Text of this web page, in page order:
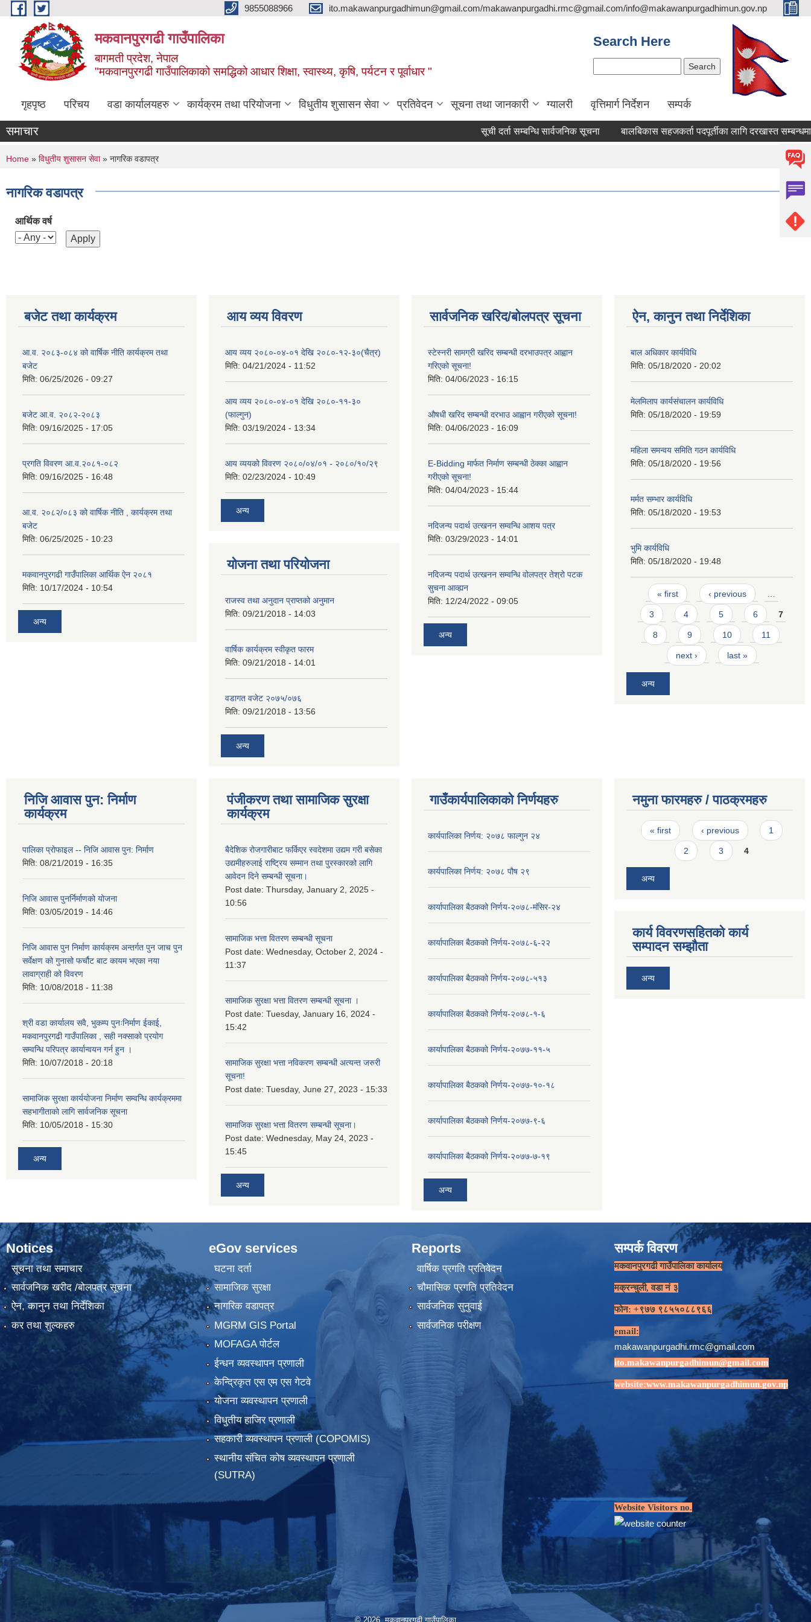
Skip to main content 9855088966 ito.makawanpurgadhimun@gmail.com/makawanpurgadhi.rmc@gmail.com/info@makawanpurgadhimun.gov.np
मकवानपुरगढी गाउँपालिका
बागमती प्रदेश, नेपाल
"मकवानपुरगढी गाउँपालिकाको समद्धिको आधार शिक्षा, स्‍वास्‍थ्‍य, कृषि, पर्यटन र पूर्वाधार "
Search Here
गृहपृष्ठ परिचय वडा कार्यालयहरु कार्यक्रम तथा परियोजना विधुतीय शुसासन सेवा प्रतिवेदन सूचना तथा जानकारी ग्यालरी वृत्तिमार्ग निर्देशन सम्पर्क
समाचार सूची दर्ता सम्बन्धि सार्वजनिक सूचना बालबिकास सहजकर्ता पदपूर्तीका लागि दरखास्त सम्बन्धमा।
You are here
Home » विधुतीय शुसासन सेवा» नागरिक वडापत्र
नागरिक वडापत्र
आर्थिक वर्ष
बजेट तथा कार्यक्रम
आ.व. २०८३-०८४ को वार्षिक नीति कार्यक्रम तथा
बजेट
मिति: 06/25/2026 - 09:27
बजेट आ.व. २०८२-२०८३
मिति: 09/16/2025 - 17:05
प्रगति विवरण आ.व.२०८१-०८२
मिति: 09/16/2025 - 16:48
आ.व. २०८२/०८३ को वार्षिक नीति , कार्यक्रम तथा
बजेट
मिति: 06/25/2025 - 10:23
मकवानपुरगढी गाउँपालिका आर्थिक ‌‌‌ऐन २०८१
मिति: 10/17/2024 - 10:54
अन्य
आय व्यय विवरण
आय व्यय २०८०-०४-०१ देखि २०८०-१२-३०(चैत्र)
मिति: 04/21/2024 - 11:52
आय व्यय २०८०-०४-०१ देखि २०८०-११-३०
(फाल्गुन)
मिति: 03/19/2024 - 13:34
आय व्ययको विवरण २०८०/०४/०१ - २०८०/१०/२९
मिति: 02/23/2024 - 10:49
अन्य
योजना तथा परियोजना
राजस्व तथा अनुदान प्राप्तको अनुमान
मिति: 09/21/2018 - 14:03
वार्षिक कार्यक्रम स्वीकृत फारम
मिति: 09/21/2018 - 14:01
वडागत वजेट २०७५/०७६
मिति: 09/21/2018 - 13:56
अन्य
सार्वजनिक खरिद/बोलपत्र सूचना
स्टेस्नरी सामग्री खरिद सम्बन्धी दरभाउपत्र आह्वान
गरिएको सूचना!
मिति: 04/06/2023 - 16:15
औषधी खरिद सम्बन्धी दरभाउ आह्वान गरीएको सूचना!
मिति: 04/06/2023 - 16:09
E-Bidding मार्फत निर्माण सम्बन्धी ठेक्का आह्वान
गरीएको सूचना!
मिति: 04/04/2023 - 15:44
नदिजन्य पदार्थ उत्खनन सम्वन्धि आशय पत्र
मिति: 03/29/2023 - 14:01
नदिजन्य पदार्थ उत्खनन सम्वन्धि वोलपत्र तेश्रो पटक
सुचना आव्ह्यन
मिति: 12/24/2022 - 09:05
अन्य
ऐन, कानुन तथा निर्देशिका
बाल अधिकार कार्यविधि
मिति: 05/18/2020 - 20:02
मेलमिलाप कार्यसंचालन कार्यविधि
मिति: 05/18/2020 - 19:59
महिला समन्वय समिति गठन कार्यविधि
मिति: 05/18/2020 - 19:56
मर्मत सम्भार कार्यविधि
मिति: 05/18/2020 - 19:53
भुमि कार्यविधि
मिति: 05/18/2020 - 19:48
Pages
« first ‹ previous …
3 4 5 6 7
8 9 10 11
next › last »
अन्य
निजि आवास पुन: निर्माण
कार्यक्रम
पालिका प्राेफाइल -- निजि आवास पुन: निर्माण
मिति: 08/21/2019 - 16:35
निजि आवास पुनर्निर्माणको योजना
मिति: 03/05/2019 - 14:46
निजि आवास पुन निर्माण कार्यक्रम अन्तर्गत पुन जाच पुन
सर्वेक्षण को गुनासो फर्चौट बाट कायम भएका नया
लावाग्राही को विवरण
मिति: 10/08/2018 - 11:38
श्री वडा कार्यालय सवै, भुकम्प पुनःनिर्माण ईकाई,
मकवानपुरगढी गाउँपालिका , सही नक्साको प्रयोग
सम्वन्धि परिपत्र कार्यान्वयन गर्न हुन ।
मिति: 10/07/2018 - 20:18
सामाजिक सुरक्षा कार्ययोजना निर्माण सम्वन्धि कार्यक्रममा
सहभागीताको लागि सार्वजनिक सूचना
मिति: 10/05/2018 - 15:30
अन्य
पंजीकरण तथा सामाजिक सुरक्षा
कार्यक्रम
बैदेशिक रोजगारीबाट फर्किएर स्वदेशमा उद्यम गरी बसेका
उद्यमीहरुलाई राष्‍ट्रिय सम्मान तथा पुरस्कारको लागि
आवेदन दिने सम्बन्धी सूचना।
Post date: Thursday, January 2, 2025 -
10:56
सामाजिक भत्ता वितरण सम्बन्धी सूचना
Post date: Wednesday, October 2, 2024 -
11:37
सामाजिक सुरक्षा भत्ता वितरण सम्बन्धी सूचना ।
Post date: Tuesday, January 16, 2024 -
15:42
सामाजिक सुरक्षा भत्ता नविकरण सम्बन्धी अत्यन्त जरुरी
सूचना!
Post date: Tuesday, June 27, 2023 - 15:33
सामाजिक सुरक्षा भत्ता वितरण सम्बन्धी सूचना।
Post date: Wednesday, May 24, 2023 -
15:45
अन्य
गाउँकार्यपालिकाको निर्णयहरु
कार्यपालिका निर्णय: २०७८ फाल्गुन २४
कार्यपालिका निर्णय: २०७८ पौष २९
कार्यापालिका बैठकको निर्णय-२०७८-मंसिर-२४
कार्यापालिका बैठकको निर्णय-२०७८-६-२२
कार्यापालिका बैठकको निर्णय-२०७८-५१३
कार्यापालिका बैठकको निर्णय-२०७८-१-६
कार्यापालिका बैठकको निर्णय-२०७७-११-५
कार्यापालिका बैठकको निर्णय-२०७७-१०-१८
कार्यापालिका बैठकको निर्णय-२०७७-९-६
कार्यापालिका बैठकको निर्णय-२०७७-७-१९
अन्य
नमुना फारमहरु / पाठक्रमहरु
Pages
« first ‹ previous 1
2 3 4
अन्य
कार्य विवरणसहितको कार्य
सम्पादन सम्झौता
अन्य
Notices
सूचना तथा समाचार
सार्वजनिक खरीद /बोलपत्र सूचना
ऐन, कानुन तथा निर्देशिका
कर तथा शुल्कहरु
eGov services
घटना दर्ता
सामाजिक सुरक्षा
नागरिक वडापत्र
MGRM GIS Portal
MOFAGA पोर्टल
ईन्धन व्यवस्थापन प्रणाली
केन्द्रिकृत एस एम एस गेटवे
योजना व्यवस्थापन प्रणाली
विधुतीय हाजिर प्रणाली
सहकारी व्यवस्थापन प्रणाली (COPOMIS)
स्थानीय संचित कोष व्यवस्थापन प्रणाली
(SUTRA)
Reports
वार्षिक प्रगति प्रतिवेदन
चौमासिक प्रगति प्रतिवेदन
सार्वजनिक सुनुवाई
सार्वजनिक परीक्षण
सम्पर्क विवरण
मकवानपुरगढी गाउँपालिका कार्यालय
मक्रन्चुली, वडा नं ३
फोन: +९७७ ९८५५०८८९६६
email:
makawanpurgadhi.rmc@gmail.com
ito.makawanpurgadhimun@gmail.com
website:www.makawanpurgadhimun.gov.np
Website Visitors no.
© 2026 मकवानपुरगढी गाउँपालिका